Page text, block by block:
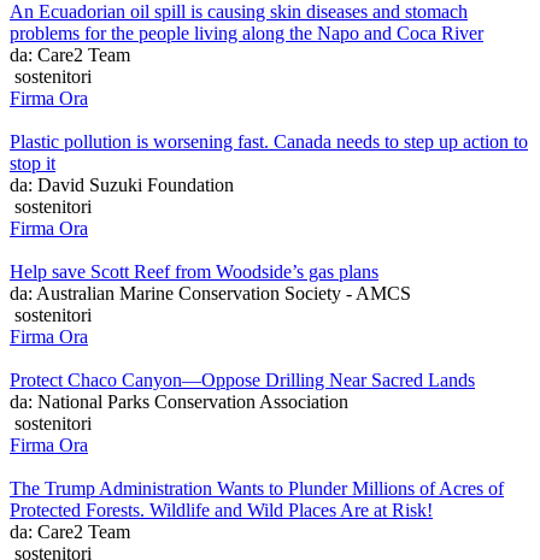
An Ecuadorian oil spill is causing skin diseases and stomach
problems for the people living along the Napo and Coca River
da: Care2 Team
sostenitori
Firma Ora
Plastic pollution is worsening fast. Canada needs to step up action to
stop it
da: David Suzuki Foundation
sostenitori
Firma Ora
Help save Scott Reef from Woodside’s gas plans
da: Australian Marine Conservation Society - AMCS
sostenitori
Firma Ora
Protect Chaco Canyon—Oppose Drilling Near Sacred Lands
da: National Parks Conservation Association
sostenitori
Firma Ora
The Trump Administration Wants to Plunder Millions of Acres of
Protected Forests. Wildlife and Wild Places Are at Risk!
da: Care2 Team
sostenitori